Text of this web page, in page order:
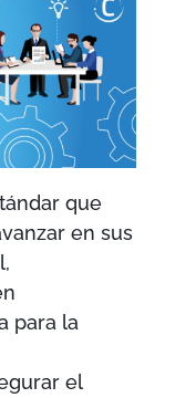
que
en sus
para la
el